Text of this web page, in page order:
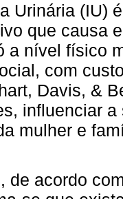
Urinária (IU)
que causa
a nível físico
com
Davis, &
influenciar
mulher e
de acordo